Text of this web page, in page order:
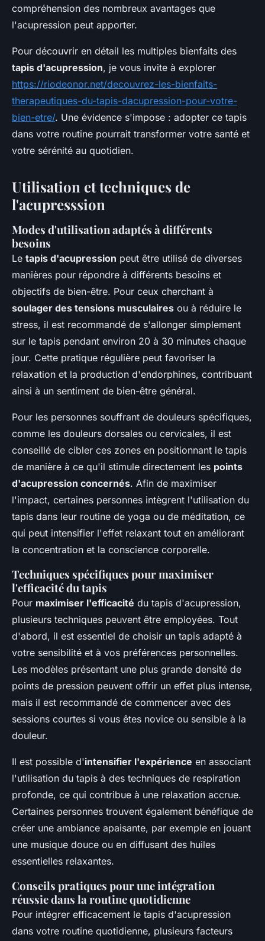
compréhension des nombreux avantages que
l'acupression peut apporter.
Pour découvrir en détail les multiples bienfaits des
tapis d'acupression, je vous invite à explorer
https://riodeonor.net/decouvrez-les-bienfaits-
therapeutiques-du-tapis-dacupression-pour-votre-
bien-etre/. Une évidence s'impose : adopter ce tapis
dans votre routine pourrait transformer votre santé et
votre sérénité au quotidien.
Utilisation et techniques de
l'acupresssion
Modes d'utilisation adaptés à différents
besoins
Le tapis d'acupression peut être utilisé de diverses
manières pour répondre à différents besoins et
objectifs de bien-être. Pour ceux cherchant à
soulager des tensions musculaires ou à réduire le
stress, il est recommandé de s'allonger simplement
sur le tapis pendant environ 20 à 30 minutes chaque
jour. Cette pratique régulière peut favoriser la
relaxation et la production d'endorphines, contribuant
ainsi à un sentiment de bien-être général.
Pour les personnes souffrant de douleurs spécifiques,
comme les douleurs dorsales ou cervicales, il est
conseillé de cibler ces zones en positionnant le tapis
de manière à ce qu'il stimule directement les points
d'acupression concernés. Afin de maximiser
l'impact, certaines personnes intègrent l'utilisation du
tapis dans leur routine de yoga ou de méditation, ce
qui peut intensifier l'effet relaxant tout en améliorant
la concentration et la conscience corporelle.
Techniques spécifiques pour maximiser
l'efficacité du tapis
Pour maximiser l'efficacité du tapis d'acupression,
plusieurs techniques peuvent être employées. Tout
d'abord, il est essentiel de choisir un tapis adapté à
votre sensibilité et à vos préférences personnelles.
Les modèles présentant une plus grande densité de
points de pression peuvent offrir un effet plus intense,
mais il est recommandé de commencer avec des
sessions courtes si vous êtes novice ou sensible à la
douleur.
Il est possible d'intensifier l'expérience en associant
l'utilisation du tapis à des techniques de respiration
profonde, ce qui contribue à une relaxation accrue.
Certaines personnes trouvent également bénéfique de
créer une ambiance apaisante, par exemple en jouant
une musique douce ou en diffusant des huiles
essentielles relaxantes.
Conseils pratiques pour une intégration
réussie dans la routine quotidienne
Pour intégrer efficacement le tapis d'acupression
dans votre routine quotidienne, plusieurs facteurs